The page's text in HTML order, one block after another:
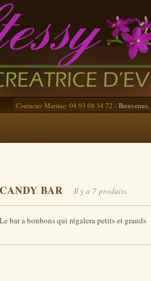
Contacter Martine: 04 93 08 34 72 - Bienvenue,
CANDY BAR Il y a 7 produits.
Le bar a bonbons qui régalera petits et grands